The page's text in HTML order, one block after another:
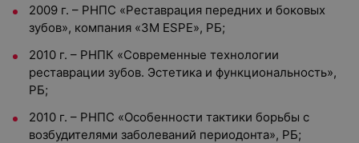
2009 г. – РНПС «Реставрация передних и боковых
зубов», компания «3M ESPE», РБ;
2010 г. – РНПК «Современные технологии
реставрации зубов. Эстетика и функциональность»,
РБ;
2010 г. – РНПС «Особенности тактики борьбы с
возбудителями заболеваний периодонта», РБ;